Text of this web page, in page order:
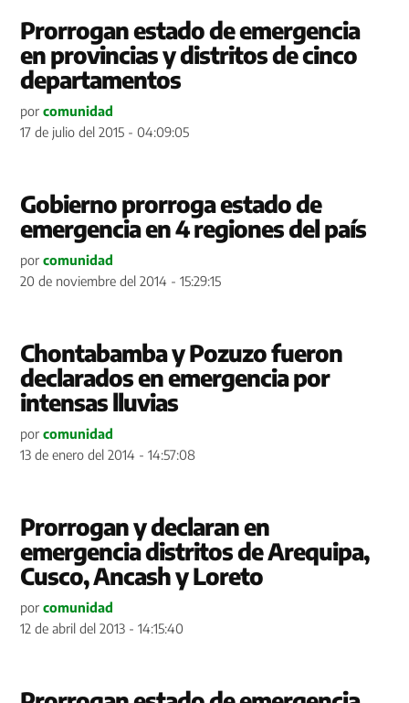
Prorrogan estado de emergencia
en provincias y distritos de cinco
departamentos
por comunidad
17 de julio del 2015 - 04:09:05
Gobierno prorroga estado de
emergencia en 4 regiones del país
por comunidad
20 de noviembre del 2014 - 15:29:15
Chontabamba y Pozuzo fueron
declarados en emergencia por
intensas lluvias
por comunidad
13 de enero del 2014 - 14:57:08
Prorrogan y declaran en
emergencia distritos de Arequipa,
Cusco, Ancash y Loreto
por comunidad
12 de abril del 2013 - 14:15:40